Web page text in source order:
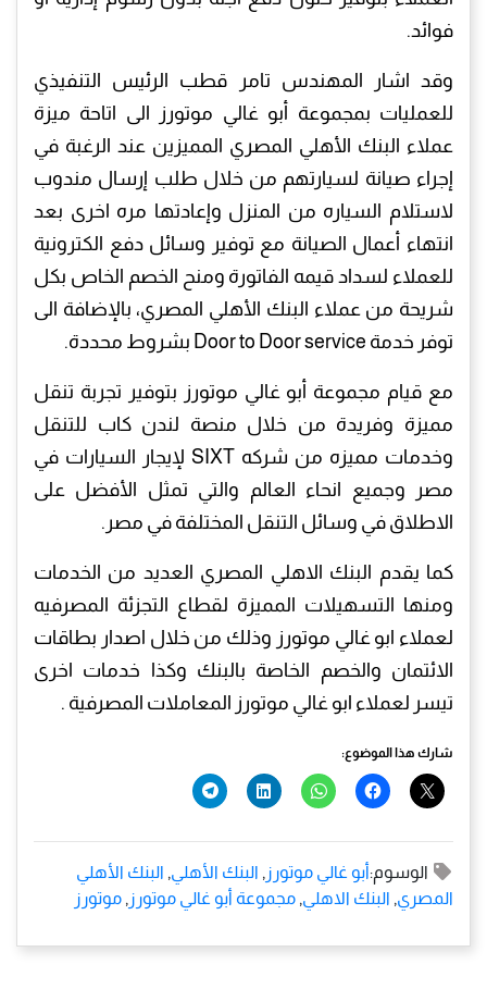
فوائد.
وقد اشار المهندس تامر قطب الرئيس التنفيذي
للعمليات بمجموعة أبو غالي موتورز الى اتاحة ميزة
عملاء البنك الأهلي المصري المميزين عند الرغبة في
إجراء صيانة لسيارتهم من خلال طلب إرسال مندوب
لاستلام السياره من المنزل وإعادتها مره اخرى بعد
انتهاء أعمال الصيانة مع توفير وسائل دفع الكترونية
للعملاء لسداد قيمه الفاتورة ومنح الخصم الخاص بكل
شريحة من عملاء البنك الأهلي المصري، بالإضافة الى
توفر خدمة Door to Door service بشروط محددة.
مع قيام مجموعة أبو غالي موتورز بتوفير تجربة تنقل
مميزة وفريدة من خلال منصة لندن كاب للتنقل
وخدمات مميزه من شركه SIXT لإيجار السيارات في
مصر وجميع انحاء العالم والتي تمثل الأفضل على
الاطلاق في وسائل التنقل المختلفة في مصر.
كما يقدم البنك الاهلي المصري العديد من الخدمات
ومنها التسهيلات المميزة لقطاع التجزئة المصرفيه
لعملاء ابو غالي موتورز وذلك من خلال اصدار بطاقات
الائتمان والخصم الخاصة بالبنك وكذا خدمات اخرى
تيسر لعملاء ابو غالي موتورز المعاملات المصرفية .
شارك هذا الموضوع:
الوسوم:أبو غالي موتورز , البنك الأهلي, البنك الأهلي
المصري, البنك الاهلي, مجموعة أبو غالي موتورز , موتورز